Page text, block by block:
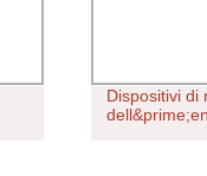
Dispositivi di